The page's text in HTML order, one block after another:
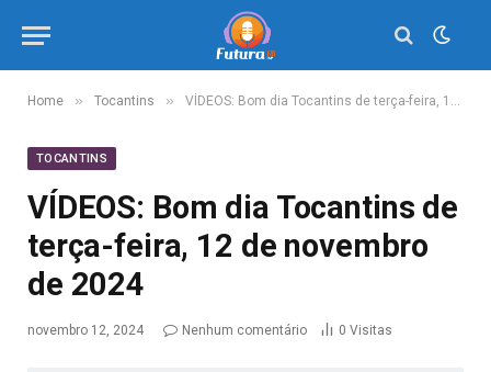
Home » Tocantins » VÍDEOS: Bom dia Tocantins de terça-feira, 12 de novembro de 2024
TOCANTINS
VÍDEOS: Bom dia Tocantins de
terça-feira, 12 de novembro
de 2024
novembro 12, 2024 Nenhum comentário 0 Visitas